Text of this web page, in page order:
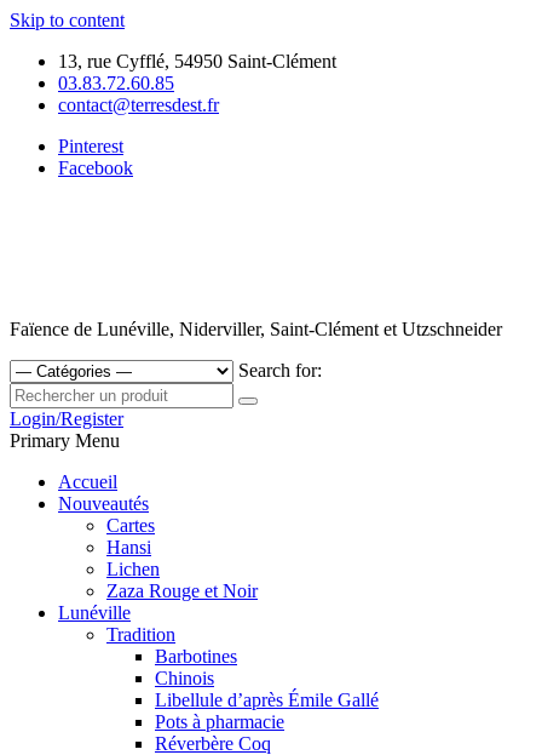
Skip to content
13, rue Cyfflé, 54950 Saint-Clément
03.83.72.60.85
contact@terresdest.fr
Pinterest
Facebook
Faïence de Lunéville, Niderviller, Saint-Clément et Utzschneider
Search for:
Login/Register
Primary Menu
Accueil
Nouveautés
Cartes
Hansi
Lichen
Zaza Rouge et Noir
Lunéville
Tradition
Barbotines
Chinois
Libellule d’après Émile Gallé
Pots à pharmacie
Réverbère Coq